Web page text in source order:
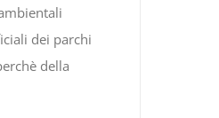
dei parchi
della